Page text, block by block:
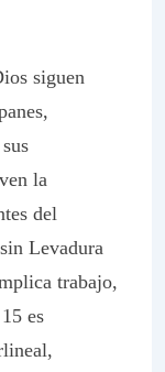
siguen
la
del
Levadura
trabajo,
es